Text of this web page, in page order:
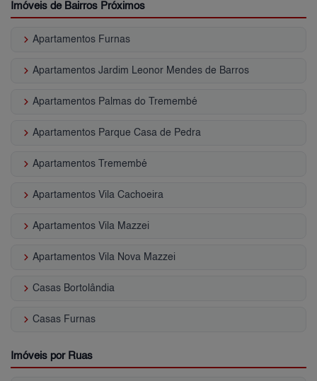
Imóveis de Bairros Próximos
keyboard_arrow_right Apartamentos Furnas
keyboard_arrow_right Apartamentos Jardim Leonor Mendes de Barros
keyboard_arrow_right Apartamentos Palmas do Tremembé
keyboard_arrow_right Apartamentos Parque Casa de Pedra
keyboard_arrow_right Apartamentos Tremembé
keyboard_arrow_right Apartamentos Vila Cachoeira
keyboard_arrow_right Apartamentos Vila Mazzei
keyboard_arrow_right Apartamentos Vila Nova Mazzei
keyboard_arrow_right Casas Bortolândia
keyboard_arrow_right Casas Furnas
Imóveis por Ruas